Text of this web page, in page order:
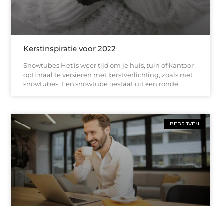
Kerstinspiratie voor 2022
Snowtubes Het is weer tijd om je huis, tuin of kantoor
optimaal te versieren met kerstverlichting, zoals met
snowtubes. Een snowtube bestaat uit een ronde
BEDRIJVEN